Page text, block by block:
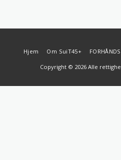
Hjem Om SuiT45+
Copyright © 2026 Alle